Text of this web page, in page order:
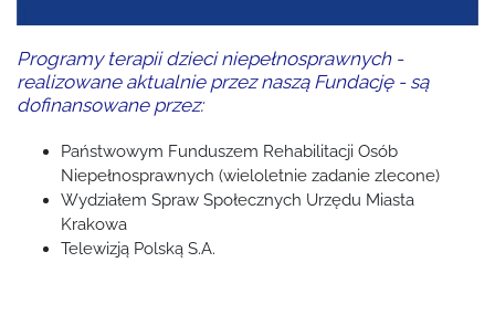
Programy terapii dzieci niepełnosprawnych -
realizowane aktualnie przez naszą Fundację - są
dofinansowane przez:
Państwowym Funduszem Rehabilitacji Osób
Niepełnosprawnych (wieloletnie zadanie zlecone)
Wydziałem Spraw Społecznych Urzędu Miasta
Krakowa
Telewizją Polską S.A.